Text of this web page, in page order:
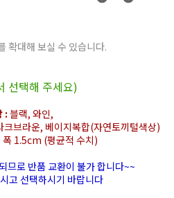
확대해 보실 수 있습니다.
선택해 주세요)
: 블랙, 와인,
브라운, 베이지복합(자연토끼털색상)
폭 1.5cm (평균적 수치)
므로 반품 교환이 불가 합니다~~
고 선택하시기 바랍니다